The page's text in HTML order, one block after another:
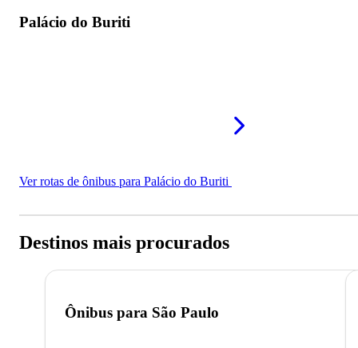
Palácio do Buriti
Ver rotas de ônibus para Palácio do Buriti
Destinos mais procurados
Ônibus para São Paulo